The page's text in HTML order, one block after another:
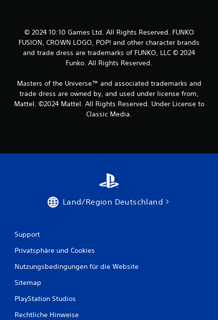
© 2024 10:10 Games Ltd. All Rights Reserved. FUNKO
FUSION, CROWN LOGO, POP! and other character brands
and trade dress are trademarks of FUNKO, LLC © 2024
Funko. All Rights Reserved.
Masters of the Universe™ and associated trademarks and
trade dress are owned by, and used under license from,
Mattel. ©2024 Mattel. All Rights Reserved. Under License to
Classic Media.
Land/Region Deutschland
Support
Privatsphäre und Cookies
Nutzungsbedingungen für die Website
Sitemap
PlayStation Studios
Rechtliche Hinweise